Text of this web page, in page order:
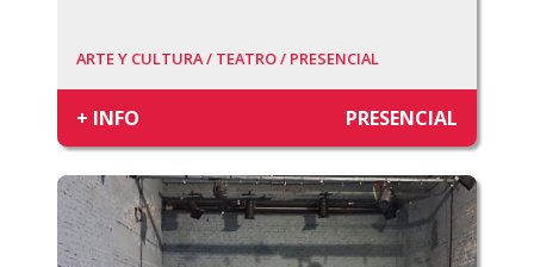
ARTE Y CULTURA / TEATRO / PRESENCIAL
+ INFO PRESENCIAL